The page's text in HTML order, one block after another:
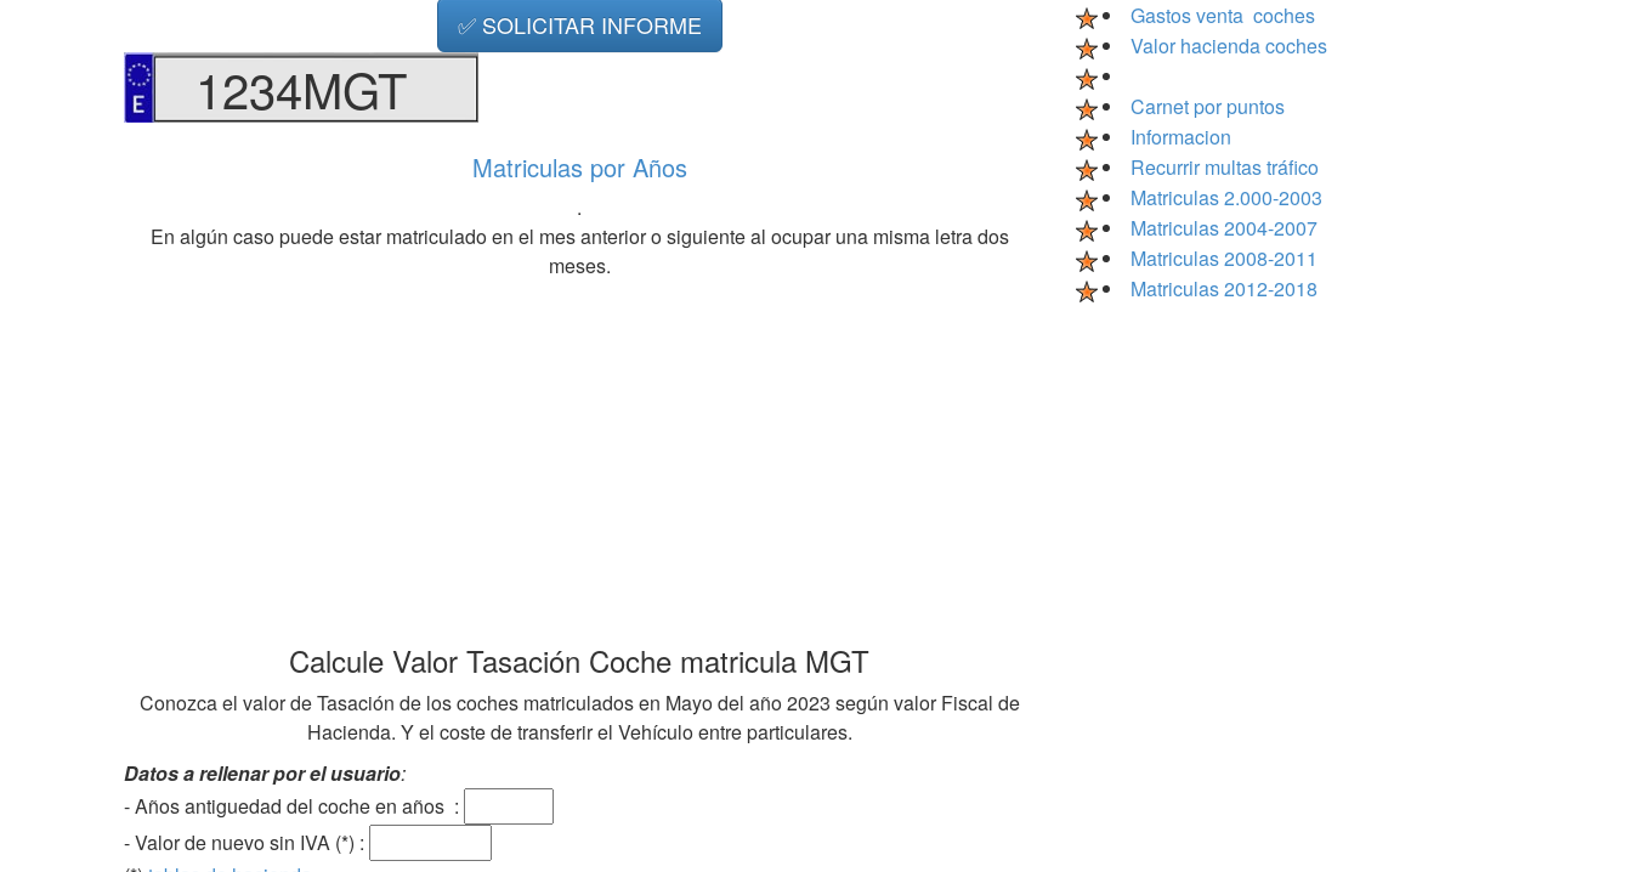
✅ SOLICITAR INFORME
1234MGT
Matriculas por Años
.
En algún caso puede estar matriculado en el mes anterior o siguiente al ocupar una misma letra dos
meses.
Calcule Valor Tasación Coche matricula MGT
Conozca el valor de Tasación de los coches matriculados en Mayo del año 2023 según valor Fiscal de
Hacienda. Y el coste de transferir el Vehículo entre particulares.
Datos a rellenar por el usuario:
- Años antiguedad del coche en años :
- Valor de nuevo sin IVA (*) :
Gastos venta coches
Valor hacienda coches
Carnet por puntos
Informacion
Recurrir multas tráfico
Matriculas 2.000-2003
Matriculas 2004-2007
Matriculas 2008-2011
Matriculas 2012-2018